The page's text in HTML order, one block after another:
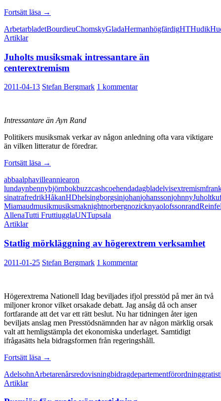
Fortsätt läsa Hälsosamt
självkritiska
→
ArbetarbladetBourdieuChomskyGladaHermanhögfärdigHTHudik
Artiklar
Juholts musiksmak intressantare än
centerextremism
2011-04-13 Stefan Bergmark 1 kommentar
Intressantare än Ayn Rand
Politikers musiksmak verkar av någon anledning ofta vara viktigare
än vilken litteratur de föredrar.
Fortsätt läsa Juholts
intressantare
än
centerextremism
→
abbaalphavilleanniearon
lundaynbennybjörnbokbuzzcashcoehendadagbladelvisextremism
sinatrafredrikHåkanHDhelsingborgsinjohanjohanssonjohnnyJuholt
Miamaudmusikmusiksmaknightnorbergnozicknyaolofssonrand
AllenaTutti FruttiugglaUNTupsala
Artiklar
Statlig mörkläggning av högerextrem verksamhet
2011-01-25 Stefan Bergmark 1 kommentar
Högerextrema Nationell Idag beviljades ifjol presstöd på mer än två
miljoner kronor vilket orsakade debatt. Jag ansåg då och anser
fortfarande att det var ett rätt beslut. Nu har tidningen åter igen
beviljats anslag men Presstödsnämnden har av någon märklig orsak
valt att hemligstämpla det ekonomiska underlaget. Samtidigt
ifrågasätts hela bidragsformen från regeringshåll.
Fortsätt läsa Statlig
av
→
AdelsohnArbetarenårsredovisningbidragdepartementförordning
Artiklar